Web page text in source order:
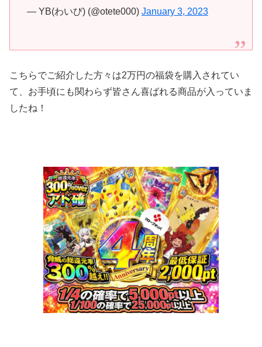
— YB(わいび) (@otete000) January 3, 2023
こちらでご紹介した方々は2万円の福袋を購入されてい
て、お手頃にも関わらず皆さん喜ばれる商品が入っていま
したね！